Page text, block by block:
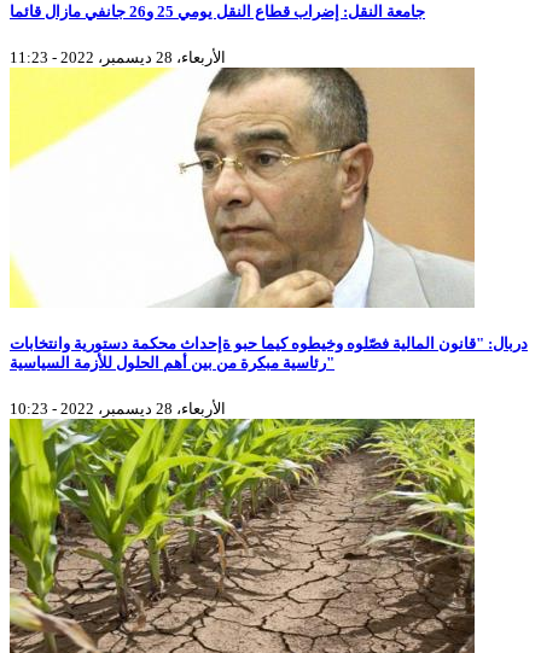
جامعة النقل: إضراب قطاع النقل يومي 25 و26 جانفي مازال قائما
الأربعاء، 28 ديسمبر، 2022 - 11:23
دربال: "قانون المالية فصّلوه وخيطوه كيما حبو ةإحداث محكمة دستورية وانتخابات
رئاسية مبكرة من بين أهم الحلول للأزمة السياسية"
الأربعاء، 28 ديسمبر، 2022 - 10:23